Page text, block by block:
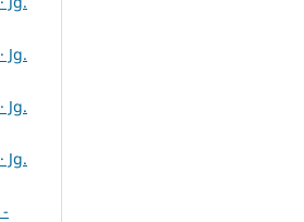
Jg.
Jg.
Jg.